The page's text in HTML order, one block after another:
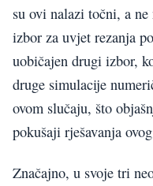
su ovi nalazi točni, a
izbor za uvjet rezanja
uobičajen drugi izbor,
druge simulacije
ovom slučaju, što
pokušaji rješavanja
Značajno, u svoje tri